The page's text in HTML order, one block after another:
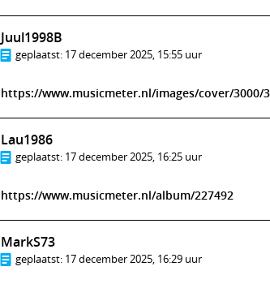
Juul1998B
geplaatst: 17 december 2025, 15:55 uur
https://www.musicmeter.nl/images/cover/3000/
Lau1986
geplaatst: 17 december 2025, 16:25 uur
https://www.musicmeter.nl/album/227492
MarkS73
geplaatst: 17 december 2025, 16:29 uur